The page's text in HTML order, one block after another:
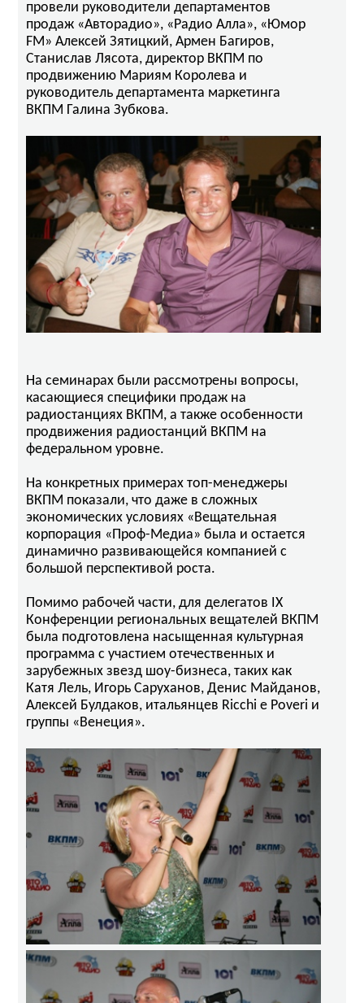
провели руководители департаментов
продаж «Авторадио», «Радио Алла», «Юмор
FM» Алексей Зятицкий, Армен Багиров,
Станислав Лясота, директор ВКПМ по
продвижению Мариям Королева и
руководитель департамента маркетинга
ВКПМ Галина Зубкова.
На семинарах были рассмотрены вопросы,
касающиеся специфики продаж на
радиостанциях ВКПМ, а также особенности
продвижения радиостанций ВКПМ на
федеральном уровне.
На конкретных примерах топ-менеджеры
ВКПМ показали, что даже в сложных
экономических условиях «Вещательная
корпорация «Проф-Медиа» была и остается
динамично развивающейся компанией с
большой перспективой роста.
Помимо рабочей части, для делегатов IX
Конференции региональных вещателей ВКПМ
была подготовлена насыщенная культурная
программа с участием отечественных и
зарубежных звезд шоу-бизнеса, таких как
Катя Лель, Игорь Саруханов, Денис Майданов,
Алексей Булдаков, итальянцев Ricchi e Poveri и
группы «Венеция».